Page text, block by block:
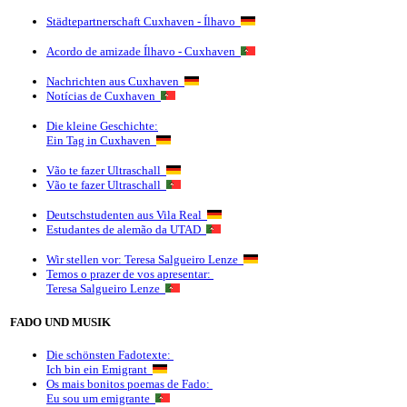
Städtepartnerschaft Cuxhaven - Ílhavo
Acordo de amizade Ílhavo - Cuxhaven
Nachrichten aus Cuxhaven
Notícias de Cuxhaven
Die kleine Geschichte:
Ein Tag in Cuxhaven
Vão te fazer Ultraschall
Vão te fazer Ultraschall
Deutschstudenten aus Vila Real
Estudantes de alemão da UTAD
Wir stellen vor: Teresa Salgueiro Lenze
Temos o prazer de vos apresentar:
Teresa Salgueiro Lenze
FADO UND MUSIK
Die schönsten Fadotexte:
Ich bin ein Emigrant
Os mais bonitos poemas de Fado:
Eu sou um emigrante